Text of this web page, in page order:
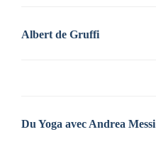
Albert de Gruffi
Du Yoga avec Andrea Messi